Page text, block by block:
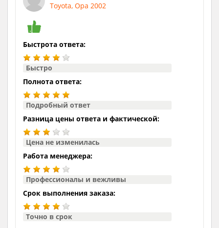
Toyota, Opa 2002
Быстрота ответа:
Быстро
Полнота ответа:
Подробный ответ
Разница цены ответа и фактической:
Цена не изменилась
Работа менеджера:
Профессионалы и вежливы
Срок выполнения заказа:
Точно в срок